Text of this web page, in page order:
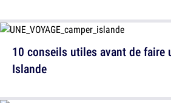
10 conseils utiles avant de faire
Islande